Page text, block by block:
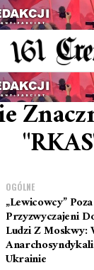
OGÓLNE
„Lewicowcy”
Przyzwyczajeni
Ludzi Z Moskwy:
Ukrainie